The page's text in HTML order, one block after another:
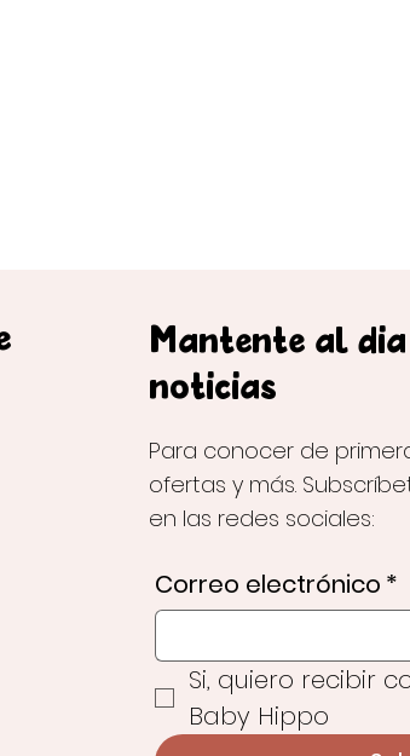
Mantente al
noticias
Para conocer de
ofertas y más.
en las redes sociales:
Correo electrónico *
Si, quiero recibir
Baby Hippo